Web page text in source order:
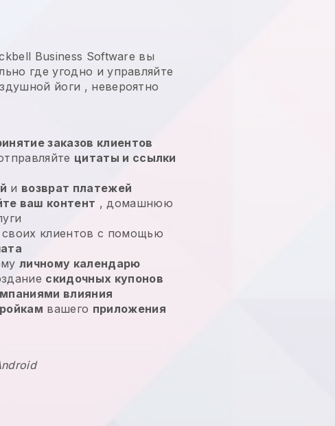
Business Software вы
где угодно иуправляйте
йоги , невероятно
заказов клиентов
цитаты и ссылки
и возврат платежей
ваш контент , домашнюю
клиентов с помощью
личному календарю
скидочных купонов
влияния
вашего приложения